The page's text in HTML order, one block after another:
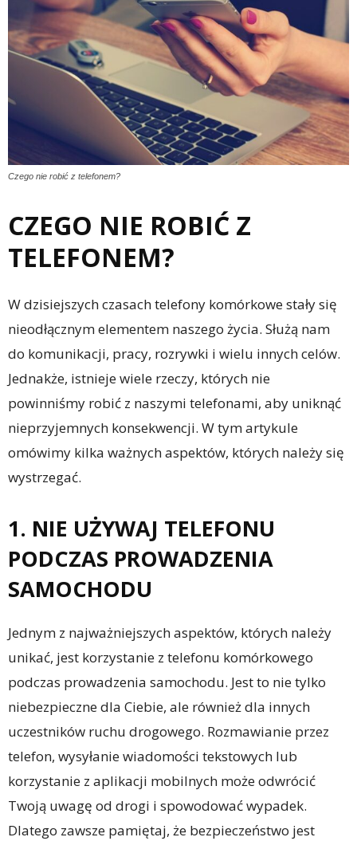
Czego nie robić z telefonem?
CZEGO NIE ROBIĆ Z
TELEFONEM?
W dzisiejszych czasach telefony komórkowe stały się
nieodłącznym elementem naszego życia. Służą nam
do komunikacji, pracy, rozrywki i wielu innych celów.
Jednakże, istnieje wiele rzeczy, których nie
powinniśmy robić z naszymi telefonami, aby uniknąć
nieprzyjemnych konsekwencji. W tym artykule
omówimy kilka ważnych aspektów, których należy się
wystrzegać.
1. NIE UŻYWAJ TELEFONU
PODCZAS PROWADZENIA
SAMOCHODU
Jednym z najważniejszych aspektów, których należy
unikać, jest korzystanie z telefonu komórkowego
podczas prowadzenia samochodu. Jest to nie tylko
niebezpieczne dla Ciebie, ale również dla innych
uczestników ruchu drogowego. Rozmawianie przez
telefon, wysyłanie wiadomości tekstowych lub
korzystanie z aplikacji mobilnych może odwrócić
Twoją uwagę od drogi i spowodować wypadek.
Dlatego zawsze pamiętaj, że bezpieczeństwo jest